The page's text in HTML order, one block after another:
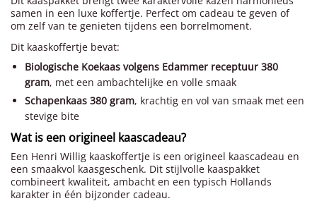
samen in een luxe koffertje. Perfect om cadeau te geven of
om zelf van te genieten tijdens een borrelmoment.
Dit kaaskoffertje bevat:
Biologische Koekaas volgens Edammer receptuur 380
gram, met een ambachtelijke en volle smaak
Schapenkaas 380 gram, krachtig en vol van smaak met een
stevige bite
Wat is een origineel kaascadeau?
Een Henri Willig kaaskoffertje is een origineel kaascadeau en
een smaakvol kaasgeschenk. Dit stijlvolle kaaspakket
combineert kwaliteit, ambacht en een typisch Hollands
karakter in één bijzonder cadeau.